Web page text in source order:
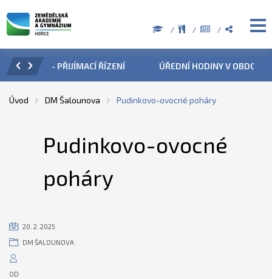
ÚŘEDNÍ HODINY V OBDOBÍ LETNÍCH PRÁZDNIN
Úvod DM Šalounova Pudinkovo-ovocné poháry
Pudinkovo-ovocné
poháry
20. 2. 2025
DM ŠALOUNOVA
OD